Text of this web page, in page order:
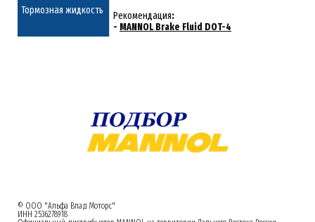
Тормозная жидкость
Рекомендация:
- MANNOL Brake Fluid DOT-4
© ООО "Альфа Влад Моторс"
ИНН 2536278918